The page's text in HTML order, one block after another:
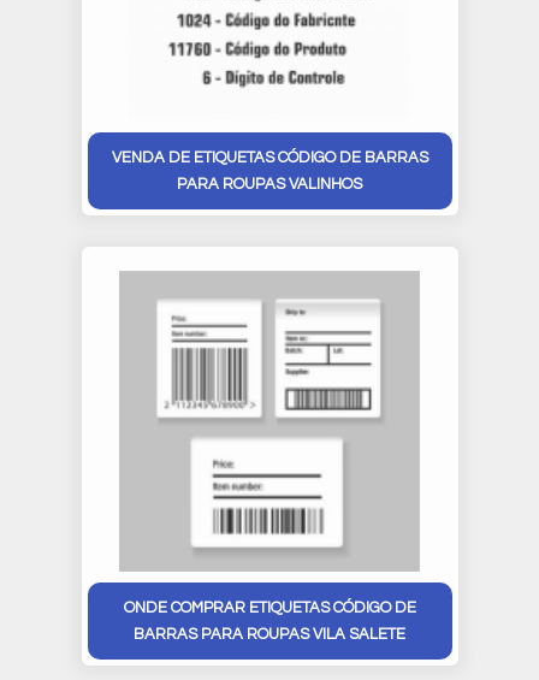
VENDA DE ETIQUETAS CÓDIGO DE BARRAS
PARA ROUPAS VALINHOS
ONDE COMPRAR ETIQUETAS CÓDIGO DE
BARRAS PARA ROUPAS VILA SALETE